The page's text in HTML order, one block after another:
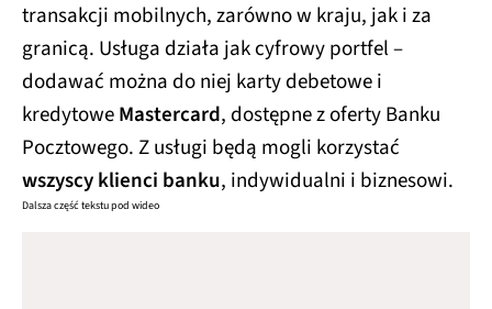
transakcji mobilnych, zarówno w kraju, jak i za
granicą. Usługa działa jak cyfrowy portfel –
dodawać można do niej karty debetowe i
kredytoweMastercard, dostępne z oferty Banku
Pocztowego. Z usługi będą mogli korzystać
wszyscy klienci banku, indywidualni i biznesowi.
Dalsza część tekstu pod wideo